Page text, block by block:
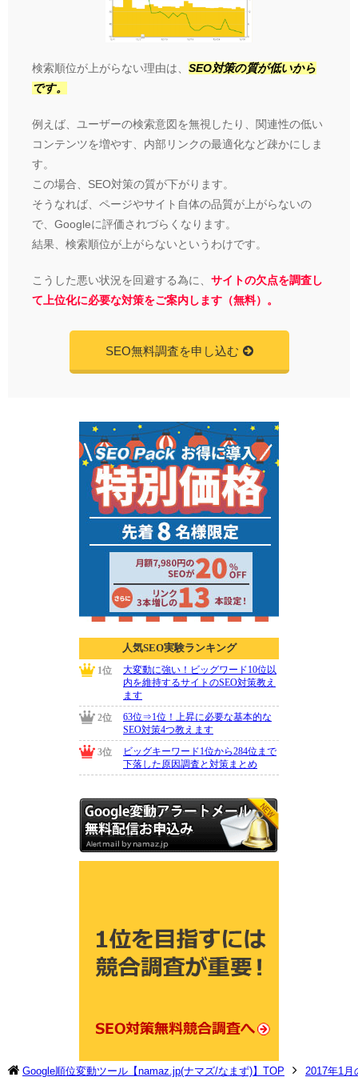
検索順位が上がらない理由は、 SEO対策の質が低いから
です。
例えば、ユーザーの検索意図を無視したり、関連性の低い
コンテンツを増やす、内部リンクの最適化など疎かにしま
す。
この場合、SEO対策の質が下がります。
そうなれば、ページやサイト自体の品質が上がらないの
で、Googleに評価されづらくなります。
結果、検索順位が上がらないというわけです。
こうした悪い状況を回避する為に、 サイトの欠点を調査し
て上位化に必要な対策をご案内します（無料）。
SEO無料調査を申し込む
Google順位変動ツール【namaz.jp(ナマズ/なまず)】TOP 2017年1月